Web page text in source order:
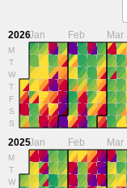
2026
M
T
W
T
F
S
S
Jan Feb Mar
2025
M
T
W
Jan Feb Mar